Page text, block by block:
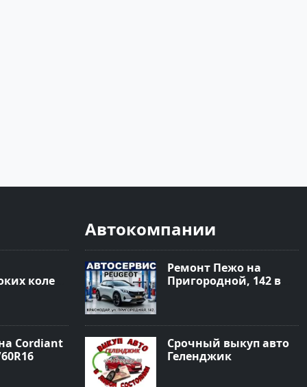
колес
Cordiant
Автокомпании
Ремонт Пежо на
Пригородной, 142 в
Срочный выкуп авто
Геленджик